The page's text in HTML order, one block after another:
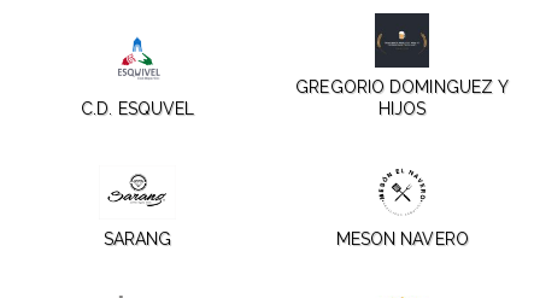
C.D. ESQUVEL
GREGORIO DOMINGUEZ Y
HIJOS
SARANG MESON NAVERO